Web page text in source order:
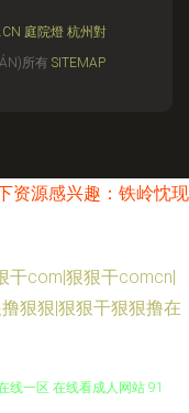
庭院燈 杭州對
所有 SITEMAP
资源感兴趣：铁岭忱现
干com|狠狠干comcn|
狠狠|狠狠干狠狠撸在